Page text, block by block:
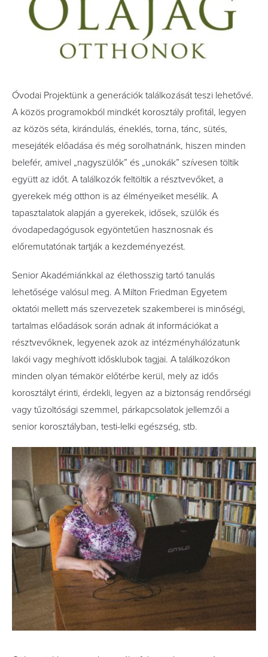
Óvodai Projektünk a generációk találkozását teszi lehetővé.
A közös programokból mindkét korosztály profitál, legyen
az közös séta, kirándulás, éneklés, torna, tánc, sütés,
mesejáték előadása és még sorolhatnánk, hiszen minden
belefér, amivel „nagyszülők” és „unokák” szívesen töltik
együtt az időt. A találkozók feltöltik a résztvevőket, a
gyerekek még otthon is az élményeiket mesélik. A
tapasztalatok alapján a gyerekek, idősek, szülők és
óvodapedagógusok egyöntetűen hasznosnak és
előremutatónak tartják a kezdeményezést.
Senior Akadémiánkkal az élethosszig tartó tanulás
lehetősége valósul meg. A Milton Friedman Egyetem
oktatói mellett más szervezetek szakemberei is minőségi,
tartalmas előadások során adnak át információkat a
résztvevőknek, legyenek azok az intézményhálózatunk
lakói vagy meghívott idősklubok tagjai. A találkozókon
minden olyan témakör előtérbe kerül, mely az idős
korosztályt érinti, érdekli, legyen az a biztonság rendőrségi
vagy tűzoltósági szemmel, párkapcsolatok jellemzői a
senior korosztályban, testi-lelki egészség, stb.